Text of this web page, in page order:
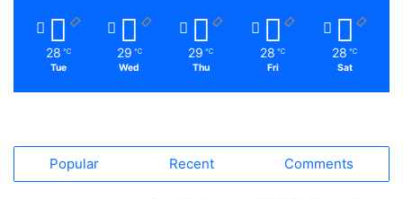
28 ℃
Tue
29 ℃
Wed
29 ℃
Thu
28 ℃
Fri
28 ℃
Sat
Popular Recent Comments